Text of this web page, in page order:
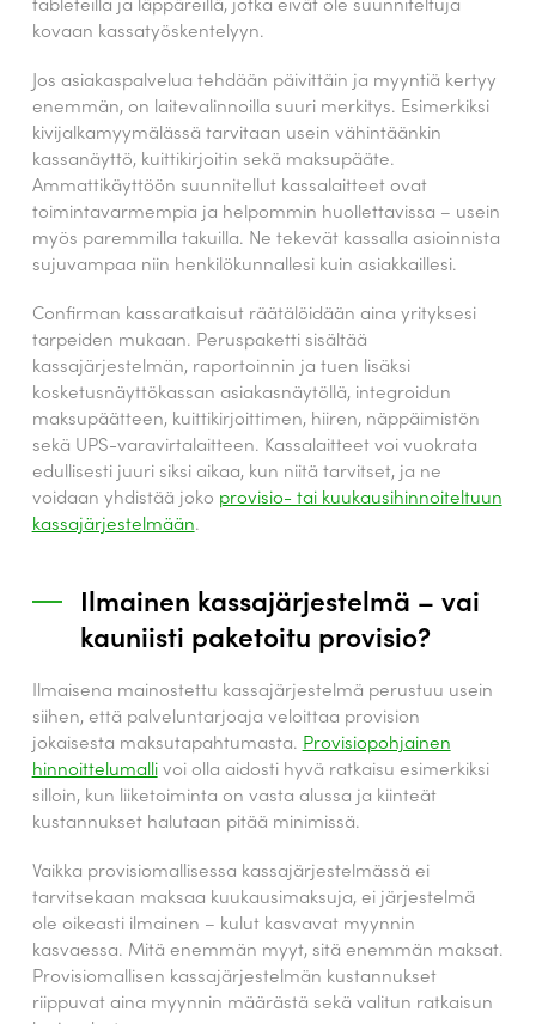
kovaan kassatyöskentelyyn.
Jos asiakaspalvelua tehdään päivittäin ja myyntiä kertyy
enemmän, on laitevalinnoilla suuri merkitys. Esimerkiksi
kivijalkamyymälässä tarvitaan usein vähintäänkin
kassanäyttö, kuittikirjoitin sekä maksupääte.
Ammattikäyttöön suunnitellut kassalaitteet ovat
toimintavarmempia ja helpommin huollettavissa – usein
myös paremmilla takuilla. Ne tekevät kassalla asioinnista
sujuvampaa niin henkilökunnallesi kuin asiakkaillesi.
Confirman kassaratkaisut räätälöidään aina yrityksesi
tarpeiden mukaan. Peruspaketti sisältää
kassajärjestelmän, raportoinnin ja tuen lisäksi
kosketusnäyttökassan asiakasnäytöllä, integroidun
maksupäätteen, kuittikirjoittimen, hiiren, näppäimistön
sekä UPS-varavirtalaitteen. Kassalaitteet voi vuokrata
edullisesti juuri siksi aikaa, kun niitä tarvitset, ja ne
voidaan yhdistää joko provisio- tai kuukausihinnoiteltuun
kassajärjestelmään.
Ilmainen kassajärjestelmä – vai
kauniisti paketoitu provisio?
Ilmaisena mainostettu kassajärjestelmä perustuu usein
siihen, että palveluntarjoaja veloittaa provision
jokaisesta maksutapahtumasta. Provisiopohjainen
hinnoittelumallivoi olla aidosti hyvä ratkaisu esimerkiksi
silloin, kun liiketoiminta on vasta alussa ja kiinteät
kustannukset halutaan pitää minimissä.
Vaikka provisiomallisessa kassajärjestelmässä ei
tarvitsekaan maksaa kuukausimaksuja, ei järjestelmä
ole oikeasti ilmainen – kulut kasvavat myynnin
kasvaessa. Mitä enemmän myyt, sitä enemmän maksat.
Provisiomallisen kassajärjestelmän kustannukset
riippuvat aina myynnin määrästä sekä valitun ratkaisun